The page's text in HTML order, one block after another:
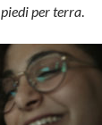
piedi per terra.